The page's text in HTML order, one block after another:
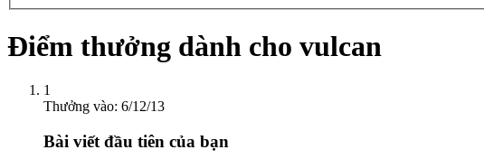
Điểm thưởng dành cho vulcan
1
Thưởng vào: 6/12/13
Bài viết đầu tiên của bạn